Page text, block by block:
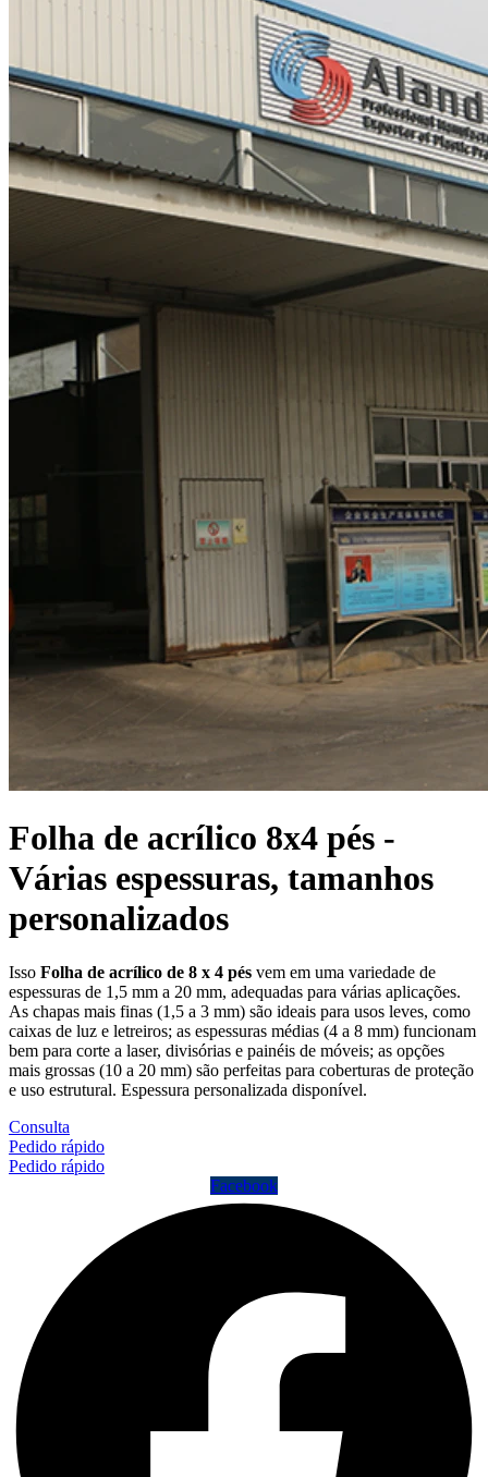
Folha de acrílico 8x4 pés -
Várias espessuras, tamanhos
personalizados
Isso Folha de acrílico de 8 x 4 pés vem em uma variedade de
espessuras de 1,5 mm a 20 mm, adequadas para várias aplicações.
As chapas mais finas (1,5 a 3 mm) são ideais para usos leves, como
caixas de luz e letreiros; as espessuras médias (4 a 8 mm) funcionam
bem para corte a laser, divisórias e painéis de móveis; as opções
mais grossas (10 a 20 mm) são perfeitas para coberturas de proteção
e uso estrutural. Espessura personalizada disponível.
Consulta
Pedido rápido
Pedido rápido
Facebook